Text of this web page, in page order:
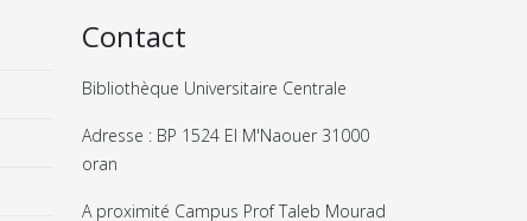
Contact
Bibliothèque Universitaire Centrale
Adresse : BP 1524 El M'Naouer 31000
oran
A proximité Campus Prof Taleb Mourad